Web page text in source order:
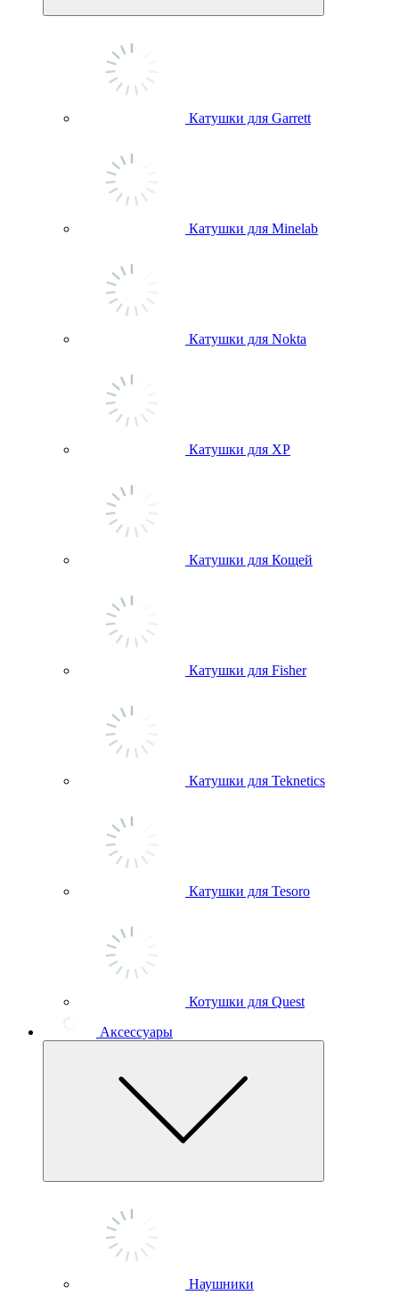
Катушки для Garrett
Катушки для Minelab
Катушки для Nokta
Катушки для ХР
Катушки для Кощей
Катушки для Fisher
Катушки для Teknetics
Катушки для Tesoro
Котушки для Quest
Аксессуары
Наушники